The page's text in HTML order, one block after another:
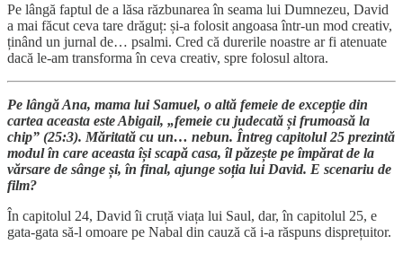
Pe lângă faptul de a lăsa răzbunarea în seama lui Dumnezeu, David
a mai făcut ceva tare drăguț: și-a folosit angoasa într-un mod creativ,
ținând un jurnal de… psalmi. Cred că durerile noastre ar fi atenuate
dacă le-am transforma în ceva creativ, spre folosul altora.
Pe lângă Ana, mama lui Samuel, o altă femeie de excepție din
cartea aceasta este Abigail, „femeie cu judecată și frumoasă la
chip” (25:3). Măritată cu un… nebun. Întreg capitolul 25 prezintă
modul în care aceasta își scapă casa, îl păzește pe împărat de la
vărsare de sânge și, în final, ajunge soția lui David. E scenariu de
film?
În capitolul 24, David îi cruță viața lui Saul, dar, în capitolul 25, e
gata-gata să-l omoare pe Nabal din cauză că i-a răspuns disprețuitor.